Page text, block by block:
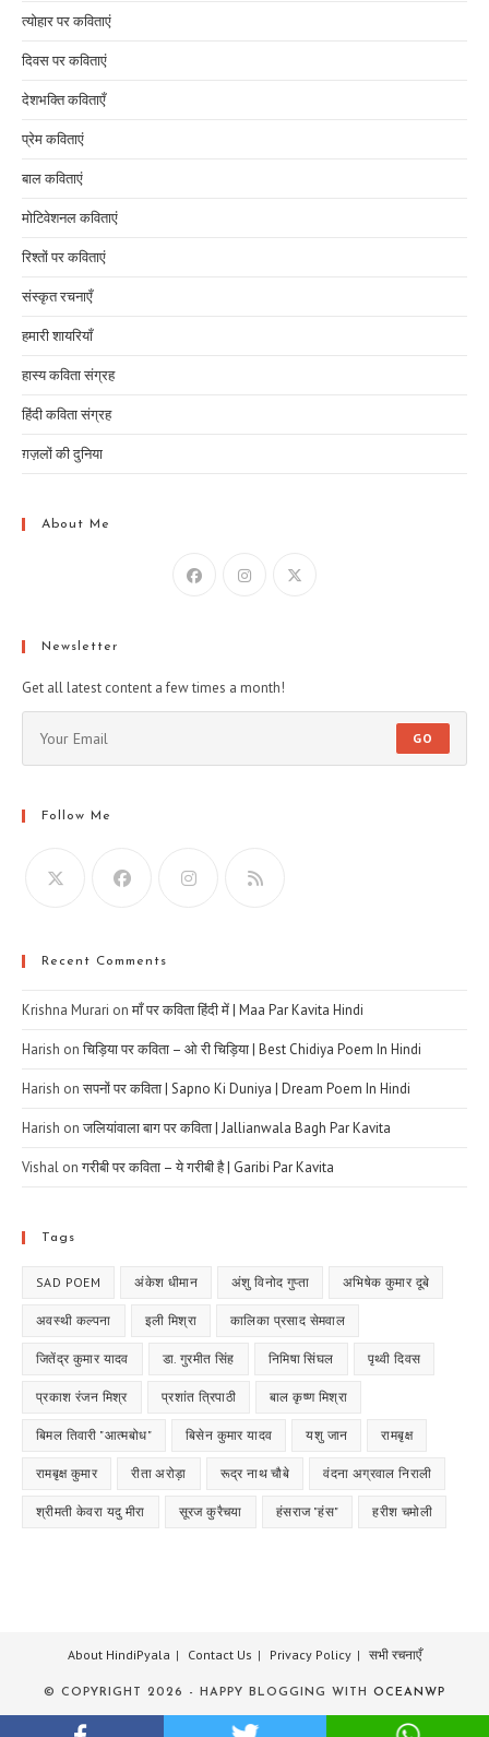
त्योहार पर कविताएं
दिवस पर कविताएं
देशभक्ति कविताएँ
प्रेम कविताएं
बाल कविताएं
मोटिवेशनल कविताएं
रिश्तों पर कविताएं
संस्कृत रचनाएँ
हमारी शायरियाँ
हास्य कविता संग्रह
हिंदी कविता संग्रह
ग़ज़लों की दुनिया
About Me
Newsletter
Get all latest content a few times a month!
GO
Follow Me
Recent Comments
Krishna Murari onमाँ पर कविता हिंदी में | Maa Par Kavita Hindi
Harish onचिड़िया पर कविता – ओ री चिड़िया | Best Chidiya Poem In Hindi
Harish onसपनों पर कविता | Sapno Ki Duniya | Dream Poem In Hindi
Harish onजलियांवाला बाग पर कविता | Jallianwala Bagh Par Kavita
Vishal onगरीबी पर कविता – ये गरीबी है | Garibi Par Kavita
Tags
SAD POEM अंकेश धीमान अंशु विनोद गुप्ता अभिषेक कुमार दूबे
अवस्थी कल्पना इली मिश्रा कालिका प्रसाद सेमवाल
जितेंद्र कुमार यादव डा. गुरमीत सिंह निमिषा सिंघल पृथ्वी दिवस
प्रकाश रंजन मिश्र प्रशांत त्रिपाठी बाल कृष्ण मिश्रा
बिमल तिवारी "आत्मबोध" बिसेन कुमार यादव यशु जान रामबृक्ष
रामबृक्ष कुमार रीता अरोड़ा रूद्र नाथ चौबे वंदना अग्रवाल निराली
श्रीमती केवरा यदु मीरा सूरज कुरैचया हंसराज "हंस" हरीश चमोली
About HindiPyala Contact Us Privacy Policy सभी रचनाएँ
© COPYRIGHT 2026 - HAPPY BLOGGING WITH OCEANWP